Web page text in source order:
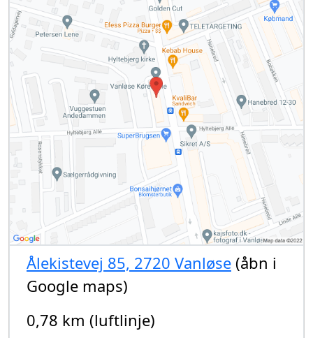
Ålekistevej 85, 2720 Vanløse (åbn i
Google maps)
0,78 km (luftlinje)